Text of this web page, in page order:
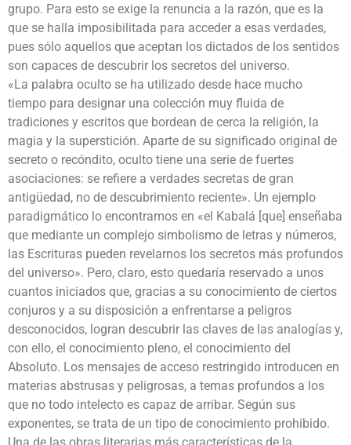
grupo. Para esto se exige la renuncia a la razón, que es la
que se halla imposibilitada para acceder a esas verdades,
pues sólo aquellos que aceptan los dictados de los sentidos
son capaces de descubrir los secretos del universo.
«La palabra oculto se ha utilizado desde hace mucho
tiempo para designar una colección muy fluida de
tradiciones y escritos que bordean de cerca la religión, la
magia y la superstición. Aparte de su significado original de
secreto o recóndito, oculto tiene una serie de fuertes
asociaciones: se refiere a verdades secretas de gran
antigüedad, no de descubrimiento reciente». Un ejemplo
paradigmático lo encontramos en «el Kabalá [que] enseñaba
que mediante un complejo simbolismo de letras y números,
las Escrituras pueden revelarnos los secretos más profundos
del universo». Pero, claro, esto quedaría reservado a unos
cuantos iniciados que, gracias a su conocimiento de ciertos
conjuros y a su disposición a enfrentarse a peligros
desconocidos, logran descubrir las claves de las analogías y,
con ello, el conocimiento pleno, el conocimiento del
Absoluto. Los mensajes de acceso restringido introducen en
materias abstrusas y peligrosas, a temas profundos a los
que no todo intelecto es capaz de arribar. Según sus
exponentes, se trata de un tipo de conocimiento prohibido.
Una de las obras literarias más características de la